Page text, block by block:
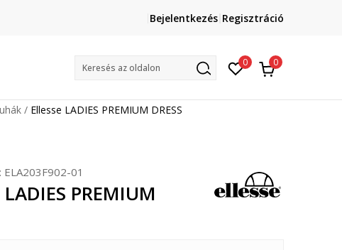
Lépj velünk kapcsolatba
online@sport-vision.huBejelentkezés Regisztráció
Keresés az oldalon 0 0
Ellesse LADIES PREMIUM DRESS
ELA203F902-01
PREMIUM